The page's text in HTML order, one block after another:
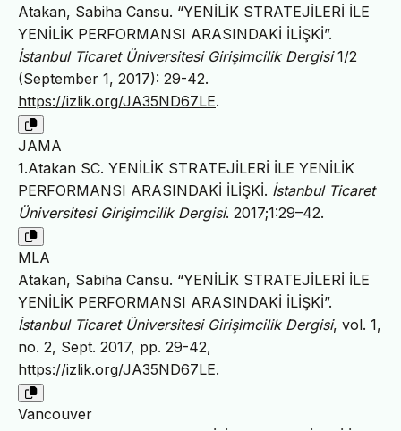
Atakan, Sabiha Cansu. “YENİLİK STRATEJİLERİ İLE
YENİLİK PERFORMANSI ARASINDAKİ İLİŞKİ”.
İstanbul Ticaret Üniversitesi Girişimcilik Dergisi1/2
(September 1, 2017): 29-42.
https://izlik.org/JA35ND67LE.
JAMA
1.Atakan SC. YENİLİK STRATEJİLERİ İLE YENİLİK
PERFORMANSI ARASINDAKİ İLİŞKİ. İstanbul Ticaret
Üniversitesi Girişimcilik Dergisi. 2017;1:29–42.
MLA
Atakan, Sabiha Cansu. “YENİLİK STRATEJİLERİ İLE
YENİLİK PERFORMANSI ARASINDAKİ İLİŞKİ”.
İstanbul Ticaret Üniversitesi Girişimcilik Dergisi, vol. 1,
no. 2, Sept. 2017, pp. 29-42,
https://izlik.org/JA35ND67LE.
Vancouver